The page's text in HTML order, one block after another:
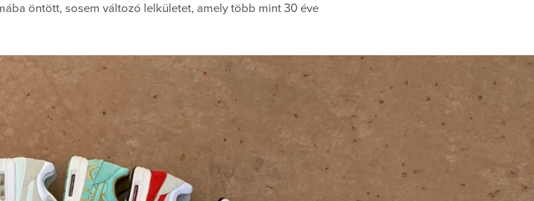
öntött, sosem változó lelkületet, amely több mint 30 éve